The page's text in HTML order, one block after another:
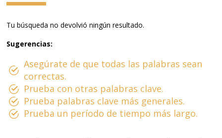
Tu búsqueda no devolvió ningún resultado.
Sugerencias:
Asegúrate de que todas las palabras sean
correctas.
Prueba con otras palabras clave.
Prueba palabras clave más generales.
Prueba un período de tiempo más largo.